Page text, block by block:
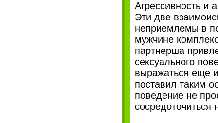
Агрессивность и
Эти две
неприемлемы в
мужчине
партнерша
сексуального
выражаться еще
поставил таким
поведение не